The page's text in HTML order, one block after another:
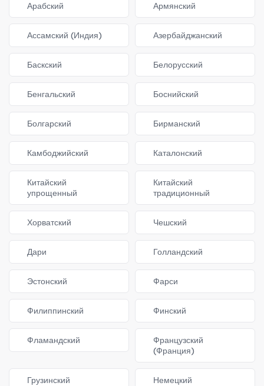
Арабский Армянский
Ассамский (Индия) Азербайджанский
Баскский Белорусский
Бенгальский Боснийский
Болгарский Бирманский
Камбоджийский Каталонский
Китайский
упрощенный
Китайский
традиционный
Хорватский Чешский
Дари Голландский
Эстонский Фарси
Филиппинский Финский
Фламандский
Французский
(Франция)
Грузинский Немецкий